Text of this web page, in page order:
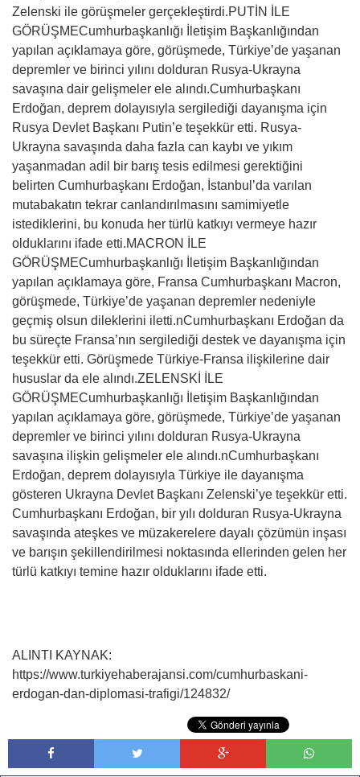
Zelenski ile görüşmeler gerçekleştirdi.PUTİN İLE
GÖRÜŞMECumhurbaşkanlığı İletişim Başkanlığından
yapılan açıklamaya göre, görüşmede, Türkiye’de yaşanan
depremler ve birinci yılını dolduran Rusya-Ukrayna
savaşına dair gelişmeler ele alındı.Cumhurbaşkanı
Erdoğan, deprem dolayısıyla sergilediği dayanışma için
Rusya Devlet Başkanı Putin’e teşekkür etti. Rusya-
Ukrayna savaşında daha fazla can kaybı ve yıkım
yaşanmadan adil bir barış tesis edilmesi gerektiğini
belirten Cumhurbaşkanı Erdoğan, İstanbul’da varılan
mutabakatın tekrar canlandırılmasını samimiyetle
istediklerini, bu konuda her türlü katkıyı vermeye hazır
olduklarını ifade etti.MACRON İLE
GÖRÜŞMECumhurbaşkanlığı İletişim Başkanlığından
yapılan açıklamaya göre, Fransa Cumhurbaşkanı Macron,
görüşmede, Türkiye’de yaşanan depremler nedeniyle
geçmiş olsun dileklerini iletti.nCumhurbaşkanı Erdoğan da
bu süreçte Fransa’nın sergilediği destek ve dayanışma için
teşekkür etti. Görüşmede Türkiye-Fransa ilişkilerine dair
hususlar da ele alındı.ZELENSKİ İLE
GÖRÜŞMECumhurbaşkanlığı İletişim Başkanlığından
yapılan açıklamaya göre, görüşmede, Türkiye’de yaşanan
depremler ve birinci yılını dolduran Rusya-Ukrayna
savaşına ilişkin gelişmeler ele alındı.nCumhurbaşkanı
Erdoğan, deprem dolayısıyla Türkiye ile dayanışma
gösteren Ukrayna Devlet Başkanı Zelenski’ye teşekkür etti.
Cumhurbaşkanı Erdoğan, bir yılı dolduran Rusya-Ukrayna
savaşında ateşkes ve müzakerelere dayalı çözümün inşası
ve barışın şekillendirilmesi noktasında ellerinden gelen her
türlü katkıyı temine hazır olduklarını ifade etti.
ALINTI KAYNAK:
https://www.turkiyehaberajansi.com/cumhurbaskani-
erdogan-dan-diplomasi-trafigi/124832/